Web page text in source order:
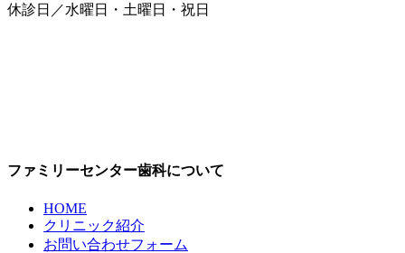
休診日／水曜日・土曜日・祝日
ファミリーセンター歯科について
HOME
クリニック紹介
お問い合わせフォーム